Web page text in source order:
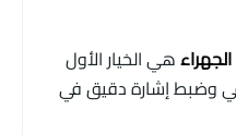
هي الخيار الأول
وضبط إشارة دقيق في